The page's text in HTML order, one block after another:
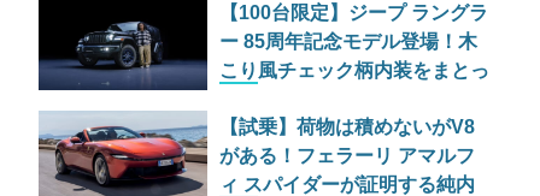
【100台限定】ジープ ラングラ
ー 85周年記念モデル登場！木
こり風チェック柄内装をまとっ
【試乗】荷物は積めないがV8
がある！フェラーリ アマルフ
ィ スパイダーが証明する純内